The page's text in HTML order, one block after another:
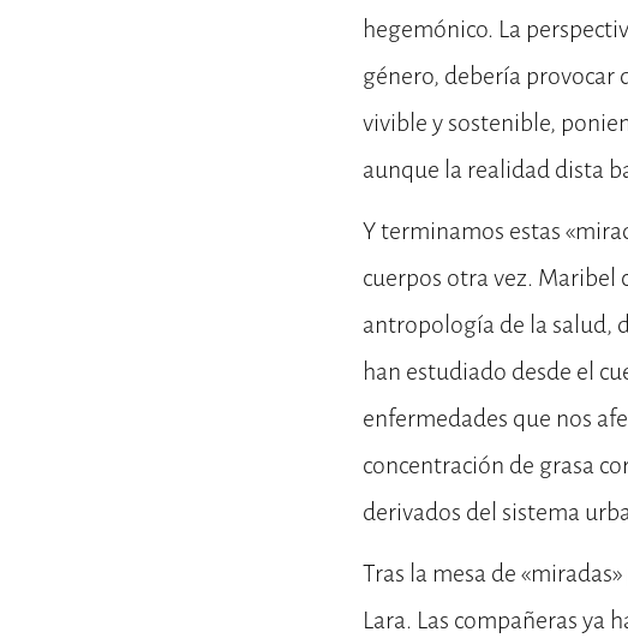
hegemónico. La
género, debería provocar
vivible y sostenible,
aunque la realidad dista
Y terminamos estas
cuerpos otra vez. Maribel
antropología de la salud,
han estudiado desde el
enfermedades que nos
concentración de grasa
derivados del sistema
Tras la mesa de
Lara. Las compañeras ya